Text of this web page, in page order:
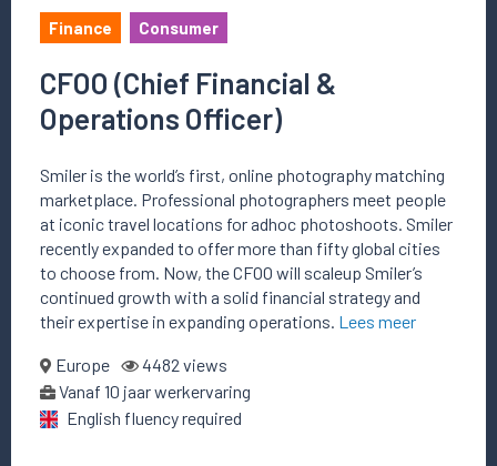
Finance Consumer
CFOO (Chief Financial &
Operations Officer)
Smiler is the world’s first, online photography matching
marketplace. Professional photographers meet people
at iconic travel locations for adhoc photoshoots. Smiler
recently expanded to offer more than fifty global cities
to choose from. Now, the CFOO will scaleup Smiler’s
continued growth with a solid financial strategy and
their expertise in expanding operations. Lees meer
Europe
4482 views
Vanaf 10 jaar werkervaring
English fluency required